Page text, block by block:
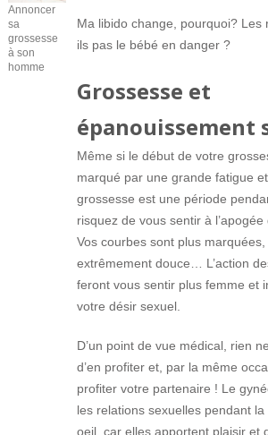
Ma libido change, pourquoi? Les
ils pas le bébé en danger ?
Grossesse et
épanouissement
Même si le début de votre
marqué par une grande fatigue
grossesse est une période
risquez de vous sentir à l’apogée
Vos courbes sont plus
extrêmement douce… L’action
feront vous sentir plus femme et
votre désir sexuel.
D’un point de vue médical, rien
d’en profiter et, par la même
profiter votre partenaire ! Le
les relations sexuelles pendant la
oeil, car elles apportent plaisir et
Annoncer
sa
grossesse
à son
homme